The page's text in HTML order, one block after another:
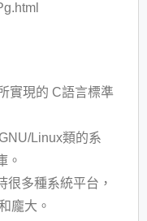
實現的 C語言標準
Linux類的系
。
很多種系統平台，
龐大。